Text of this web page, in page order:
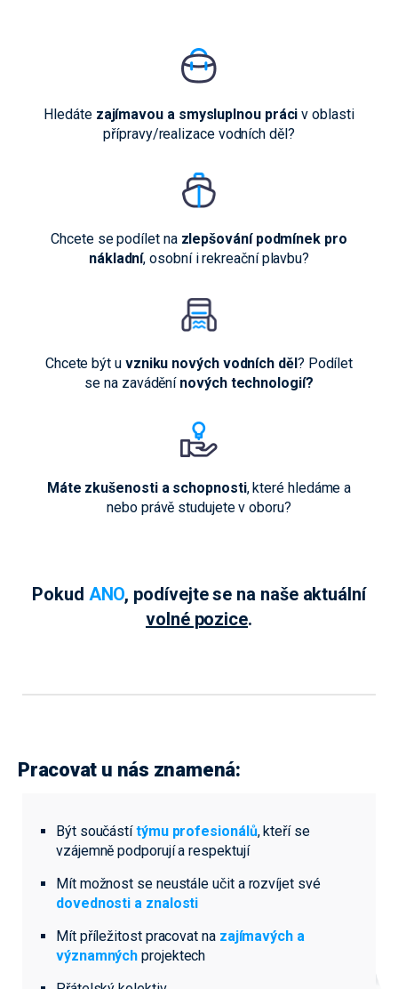
Hledáte zajímavou a smysluplnou práci v oblasti
přípravy/realizace vodních děl?
Chcete se podílet na zlepšování podmínek pro
nákladní, osobní i rekreační plavbu?
Chcete být u vzniku nových vodních děl? Podílet
se na zavádění nových technologií?
Máte zkušenosti a schopnosti, které hledáme a
nebo právě studujete v oboru?
Pokud ANO, podívejte se na naše aktuální
volné pozice.
Pracovat u nás znamená:
Být součástítýmu profesionálů, kteří se
vzájemně podporují a respektují
Mít možnost se neustále učit a rozvíjet své
dovednosti a znalosti
Mít příležitost pracovat na zajímavých a
významných projektech